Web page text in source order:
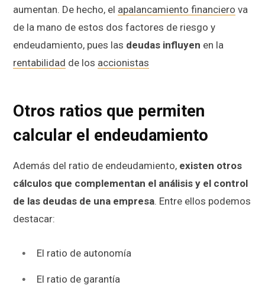
aumentan. De hecho, el apalancamiento financiero va
de la mano de estos dos factores de riesgo y
endeudamiento, pues las deudas influyen en la
rentabilidad de los accionistas
Otros ratios que permiten
calcular el endeudamiento
Además del ratio de endeudamiento, existen otros
cálculos que complementan el análisis y el control
de las deudas de una empresa. Entre ellos podemos
destacar:
El ratio de autonomía
El ratio de garantía